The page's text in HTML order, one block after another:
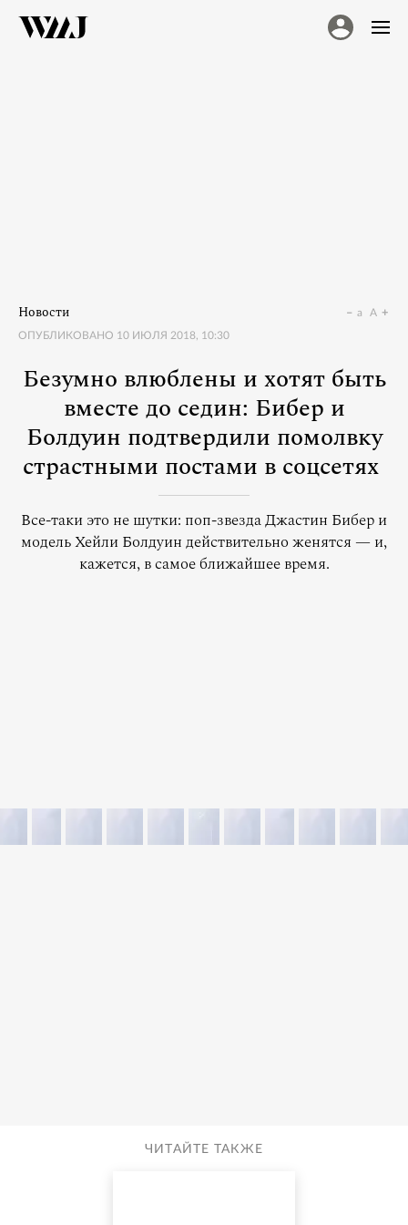
Новости
ОПУБЛИКОВАНО 10 ИЮЛЯ 2018, 10:30
a A
Безумно влюблены и хотят быть
вместе до седин: Бибер и
Болдуин подтвердили помолвку
страстными постами в соцсетях
Все-таки это не шутки: поп-звезда Джастин Бибер и
модель Хейли Болдуин действительно женятся — и,
кажется, в самое ближайшее время.
ЧИТАЙТЕ ТАКЖЕ